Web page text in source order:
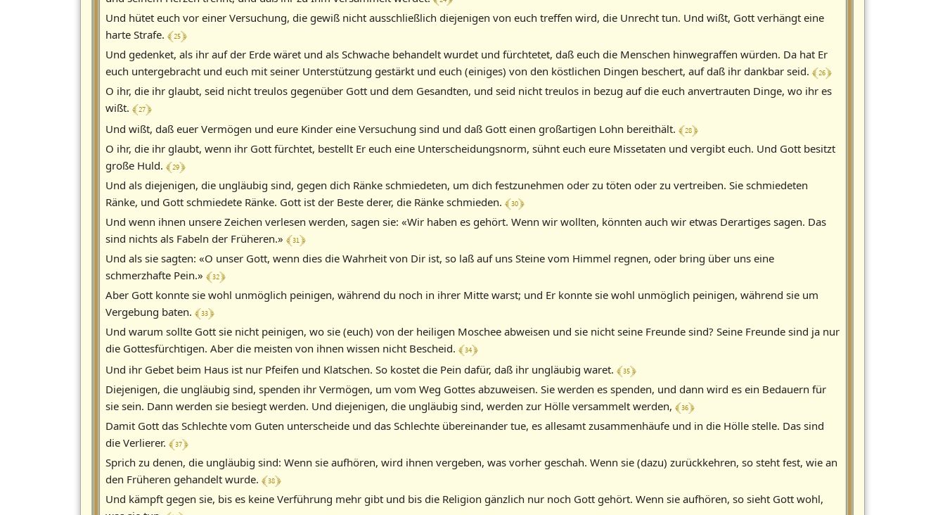
Und hütet euch vor einer Versuchung, die gewiß nicht ausschließlich diejenigen von euch treffen wird, die Unrecht tun. Und wißt, Gott verhängt eine
harte Strafe. ﴾ 25 ﴿
Und gedenket, als ihr auf der Erde wäret und als Schwache behandelt wurdet und fürchtetet, daß euch die Menschen hinwegraffen würden. Da hat Er
euch untergebracht und euch mit seiner Unterstützung gestärkt und euch (einiges) von den köstlichen Dingen beschert, auf daß ihr dankbar seid. ﴾ 26 ﴿
O ihr, die ihr glaubt, seid nicht treulos gegenüber Gott und dem Gesandten, und seid nicht treulos in bezug auf die euch anvertrauten Dinge, wo ihr es
wißt. ﴾ 27 ﴿
Und wißt, daß euer Vermögen und eure Kinder eine Versuchung sind und daß Gott einen großartigen Lohn bereithält. ﴾ 28 ﴿
O ihr, die ihr glaubt, wenn ihr Gott fürchtet, bestellt Er euch eine Unterscheidungsnorm, sühnt euch eure Missetaten und vergibt euch. Und Gott besitzt
große Huld. ﴾ 29 ﴿
Und als diejenigen, die ungläubig sind, gegen dich Ränke schmiedeten, um dich festzunehmen oder zu töten oder zu vertreiben. Sie schmiedeten
Ränke, und Gott schmiedete Ränke. Gott ist der Beste derer, die Ränke schmieden. ﴾ 30 ﴿
Und wenn ihnen unsere Zeichen verlesen werden, sagen sie: «Wir haben es gehört. Wenn wir wollten, könnten auch wir etwas Derartiges sagen. Das
sind nichts als Fabeln der Früheren.» ﴾ 31 ﴿
Und als sie sagten: «O unser Gott, wenn dies die Wahrheit von Dir ist, so laß auf uns Steine vom Himmel regnen, oder bring über uns eine
schmerzhafte Pein.» ﴾ 32 ﴿
Aber Gott konnte sie wohl unmöglich peinigen, während du noch in ihrer Mitte warst; und Er konnte sie wohl unmöglich peinigen, während sie um
Vergebung baten. ﴾ 33 ﴿
Und warum sollte Gott sie nicht peinigen, wo sie (euch) von der heiligen Moschee abweisen und sie nicht seine Freunde sind? Seine Freunde sind ja nur
die Gottesfürchtigen. Aber die meisten von ihnen wissen nicht Bescheid. ﴾ 34 ﴿
Und ihr Gebet beim Haus ist nur Pfeifen und Klatschen. So kostet die Pein dafür, daß ihr ungläubig waret. ﴾ 35 ﴿
Diejenigen, die ungläubig sind, spenden ihr Vermögen, um vom Weg Gottes abzuweisen. Sie werden es spenden, und dann wird es ein Bedauern für
sie sein. Dann werden sie besiegt werden. Und diejenigen, die ungläubig sind, werden zur Hölle versammelt werden, ﴾ 36 ﴿
Damit Gott das Schlechte vom Guten unterscheide und das Schlechte übereinander tue, es allesamt zusammenhäufe und in die Hölle stelle. Das sind
die Verlierer. ﴾ 37 ﴿
Sprich zu denen, die ungläubig sind: Wenn sie aufhören, wird ihnen vergeben, was vorher geschah. Wenn sie (dazu) zurückkehren, so steht fest, wie an
den Früheren gehandelt wurde. ﴾ 38 ﴿
Und kämpft gegen sie, bis es keine Verführung mehr gibt und bis die Religion gänzlich nur noch Gott gehört. Wenn sie aufhören, so sieht Gott wohl,